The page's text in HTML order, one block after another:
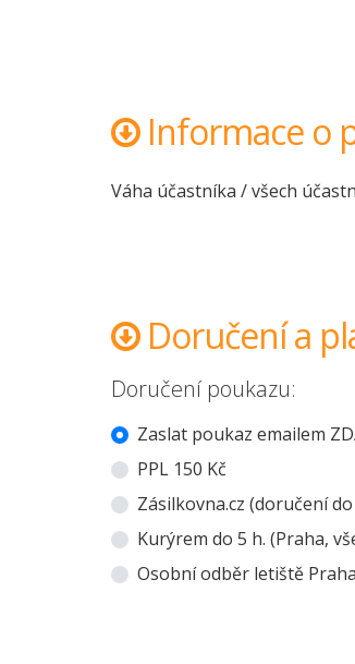
Informace o
Váha účastníka / všech
Doručení a
Doručení poukazu:
Zaslat poukaz emailem
PPL 150 Kč
Zásilkovna.cz (doručení
Kurýrem do 5 h. (Praha,
Osobní odběr letiště